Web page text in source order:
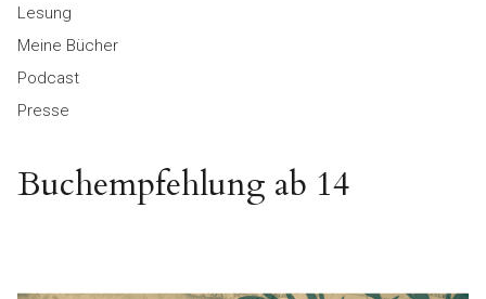
Lesung
Meine Bücher
Podcast
Presse
Buchempfehlung ab 14